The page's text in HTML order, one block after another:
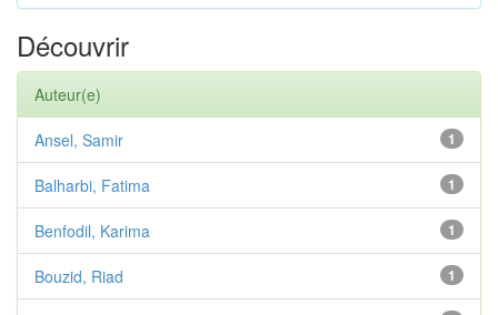
Découvrir
Auteur(e)
1
Ansel, Samir
1
Balharbi, Fatima
1
Benfodil, Karima
1
Bouzid, Riad